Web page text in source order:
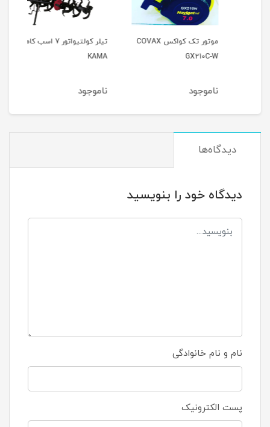
موتور تک کواکس COVAX
GX210C-W
ناموجود
تیلر کولتیواتور 7 اسب کاما
KAMA
ناموجود
دیدگاه‌ها
دیدگاه خود را بنویسید
نام و نام خانوادگی
پست الکترونیک